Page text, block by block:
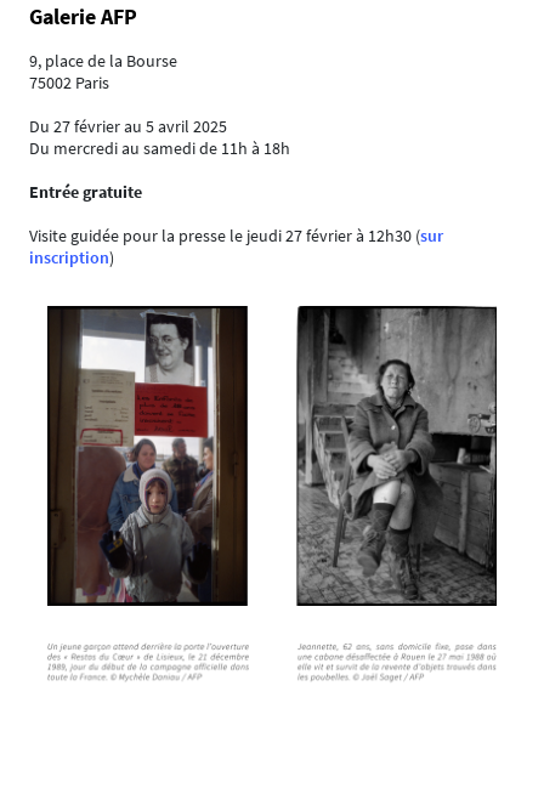
Galerie AFP
9, place de la Bourse
75002 Paris
Du 27 février au 5 avril 2025
Du mercredi au samedi de 11h à 18h
Entrée gratuite
Visite guidée pour la presse le jeudi 27 février à 12h30 (sur
inscription)